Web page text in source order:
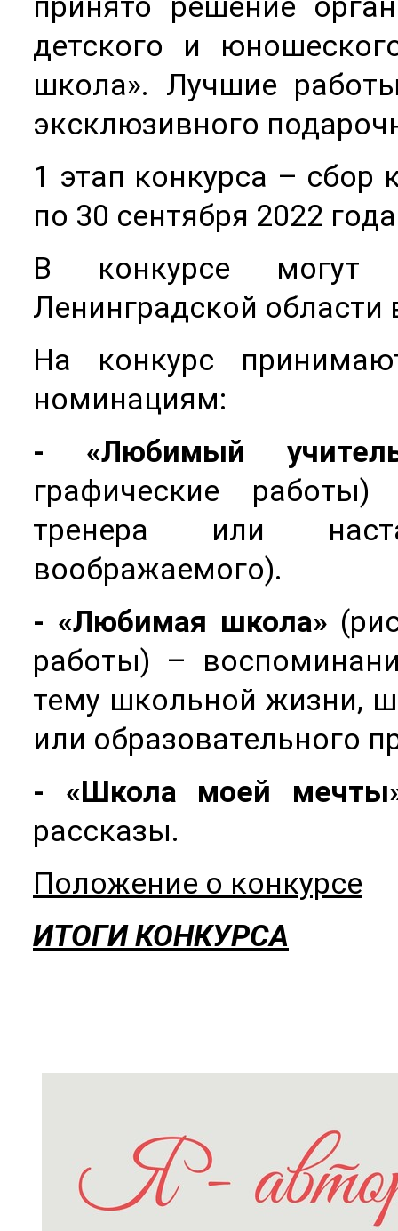
детского и
школа». Лучшие
эксклюзивного
1 этап конкурса – сбор
по 30 сентября 2022
В конкурсе могут
Ленинградской области
На конкурс
номинациям:
- «Любимый
графические работы)
тренера или
воображаемого).
- «Любимая школа»
работы) –
тему школьной жизни,
или образовательного
- «Школа моей
рассказы.
Положение о конкурсе
ИТОГИ КОНКУРСА